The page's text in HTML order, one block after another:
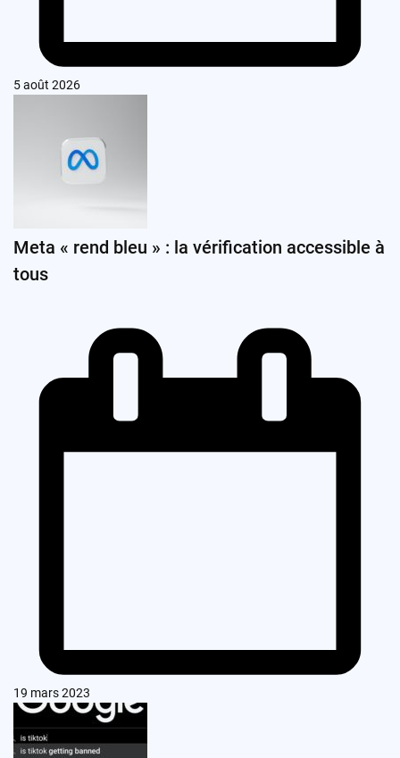
5 août 2026
Meta « rend bleu » : la vérification accessible à
tous
19 mars 2023